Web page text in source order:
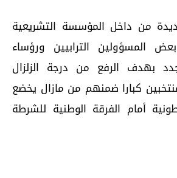
من داخل المؤسسة التشريعية
المسؤولين الترابيين ورؤساء
بهدف الرفع من درجة الزلزال
كبارا ضمنهم من مازال يخضع
أمام الفرقة الوطنية للشرطة